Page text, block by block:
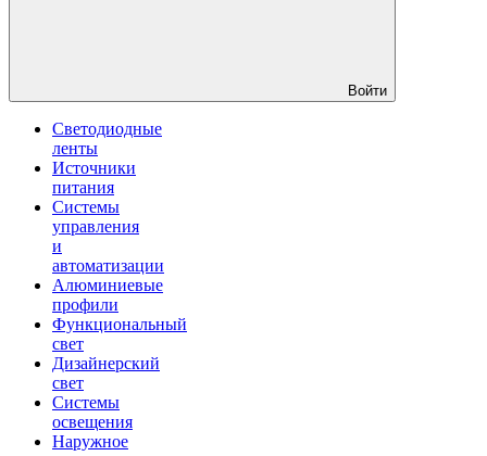
Войти
Светодиодные
ленты
Источники
питания
Системы
управления
и
автоматизации
Алюминиевые
профили
Функциональный
свет
Дизайнерский
свет
Системы
освещения
Наружное